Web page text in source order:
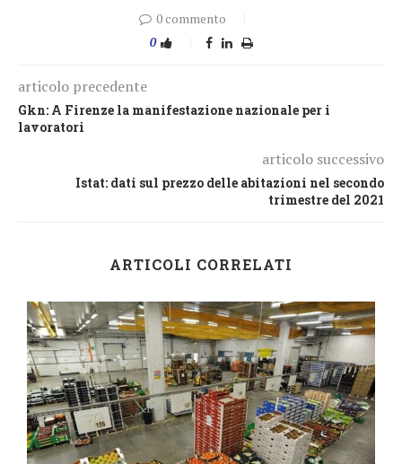
0 commento
0
articolo precedente
Gkn: A Firenze la manifestazione nazionale per i
lavoratori
articolo successivo
Istat: dati sul prezzo delle abitazioni nel secondo
trimestre del 2021
ARTICOLI CORRELATI